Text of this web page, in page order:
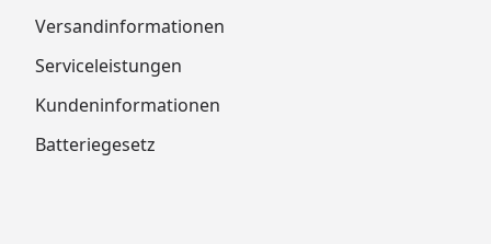
Versandinformationen
Serviceleistungen
Kundeninformationen
Batteriegesetz